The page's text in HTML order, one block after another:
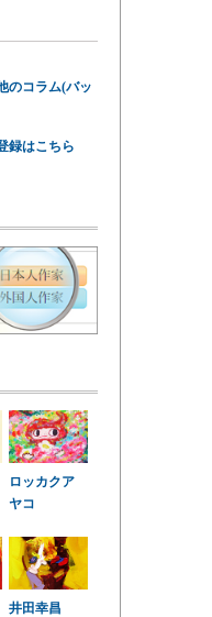
のコラム(バッ
録はこちら
ロッカクア
ヤコ
井田幸昌